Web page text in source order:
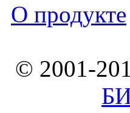
О продукте
© 2001-